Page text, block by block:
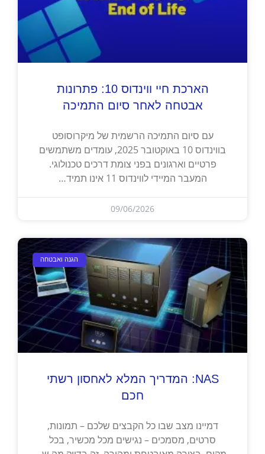
הארכת חיי ווינדוס 10: פתרונות
אבטחה לאחר סיום התמיכה
עם סיום התמיכה הרשמית של מיקרוסופט
בווינדוס 10 באוקטובר 2025, עומדים משתמשים
פרטיים וארגונים בפני צומת דרכים טכנולוגי.
המעבר המיידי לווינדוס 11 אינו תמיד…
09/06/2026
הגנה ואבטחה
NAS: המדריך המלא לאחסון רשתי
חכם
דמיינו מצב שבו כל הקבצים שלכם – תמונות,
סרטים, מסמכים – נגישים מכל מכשיר, בכל